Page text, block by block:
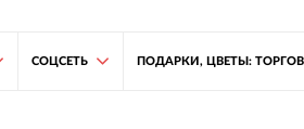
СОЦСЕТЬ ПОДАРКИ, ЦВЕТЫ: